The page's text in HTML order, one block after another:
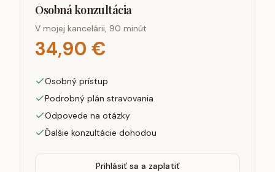
Osobná konzultácia
V mojej kancelárii, 90 minút
34,90 €
Osobný prístup
Podrobný plán stravovania
Odpovede na otázky
Ďalšie konzultácie dohodou
Prihlásiť sa a zaplatiť